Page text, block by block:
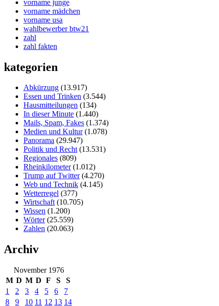
vorname junge
vorname mädchen
vorname usa
wahlbewerber btw21
zahl
zahl fakten
kategorien
Abkürzung (13.917)
Essen und Trinken (3.544)
Hausmitteilungen (134)
In dieser Minute (1.440)
Mails, Spam, Fakes (1.374)
Medien und Kultur(1.078)
Panorama (29.947)
Politik und Recht(13.531)
Regionales (809)
Rheinkilometer(1.012)
Trump auf Twitter(4.270)
Web und Technik (4.145)
Wetterregel (377)
Wirtschaft(10.705)
Wissen (1.200)
Wörter(25.559)
Zahlen (20.063)
Archiv
November 1976
M D M D F S
S
1
2 3 4 5 6
7
8
9 10 11 12 13 14